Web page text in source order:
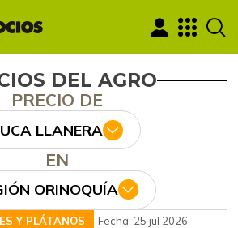
DEL AGRO
PRECIO DE
LLANERA
EN
ORINOQUÍA
Y PLÁTANOS Fecha: 25 jul 2026